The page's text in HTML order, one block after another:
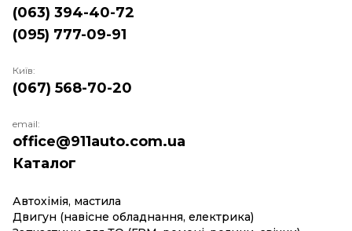
Каталог
Автохімія, мастила
Двигун (навісне обладнання, електрика)
(063) 394-40-72
(095) 777-09-91
Київ:
(067) 568-70-20
email:
office@911auto.com.ua